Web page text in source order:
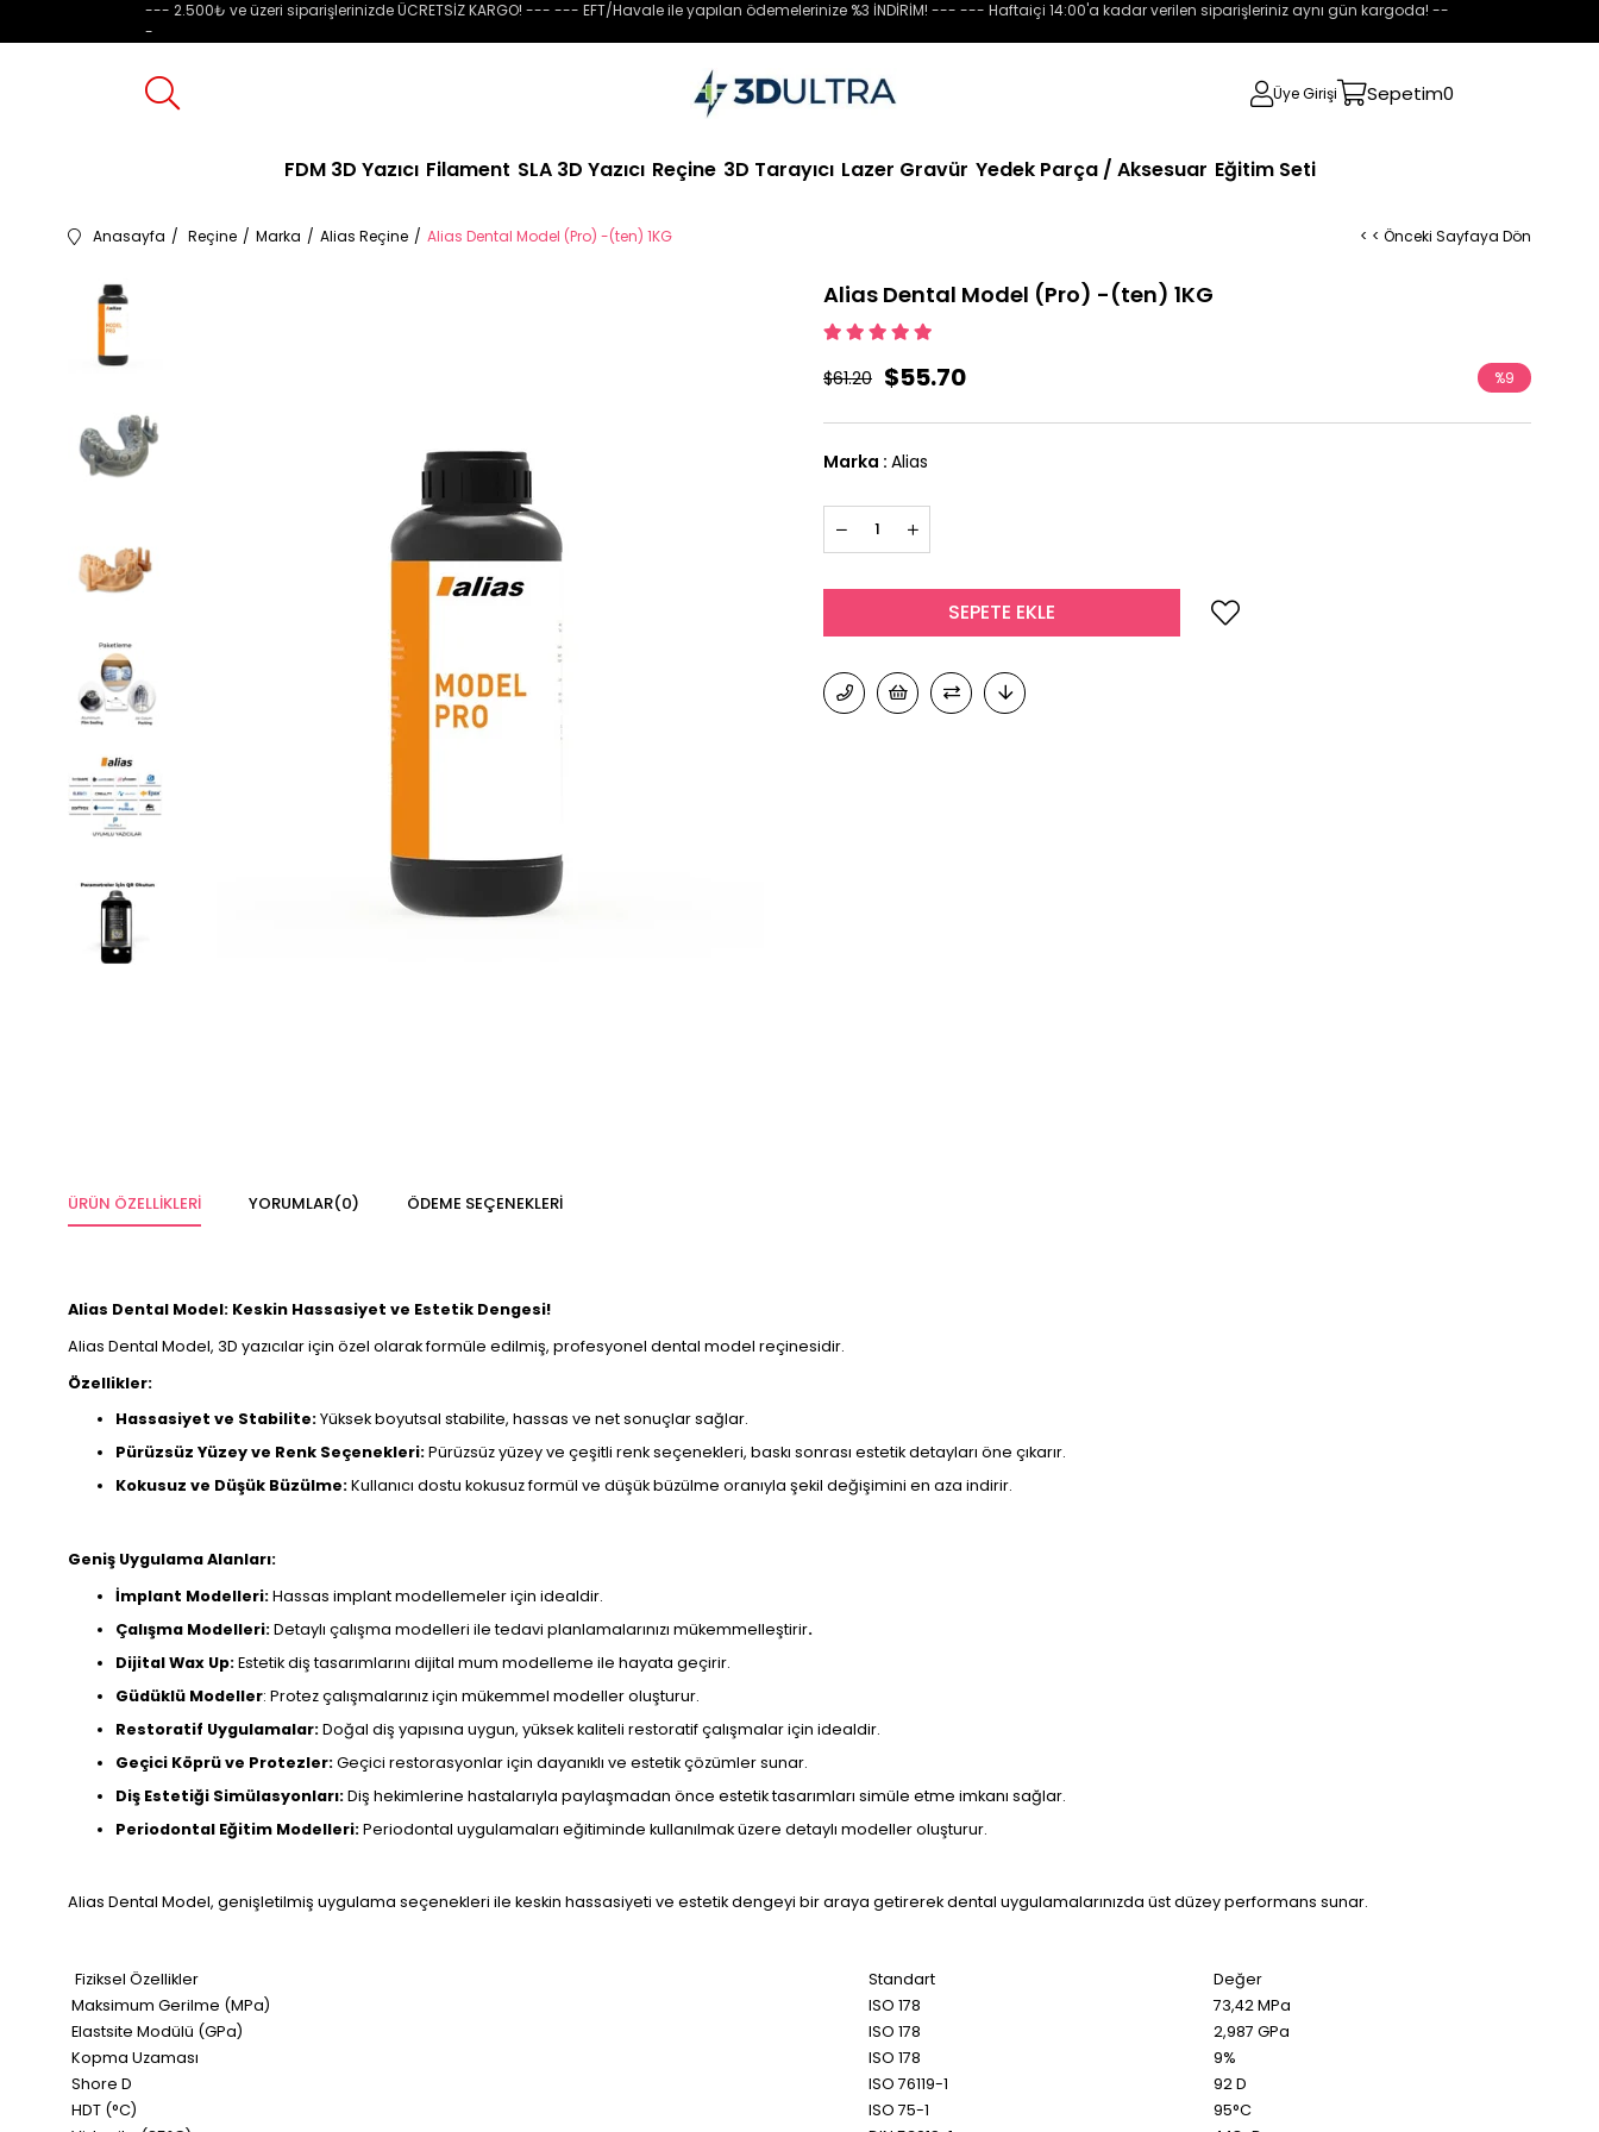
--- 2.500₺ ve üzeri siparişlerinizde ÜCRETSİZ KARGO! --- --- EFT/Havale ile yapılan ödemelerinize %3 İNDİRİM! --- --- Haftaiçi 14:00'a kadar verilen siparişleriniz aynı gün kargoda! --
-
Üye Girişi Sepetim0
FDM 3D Yazıcı Filament SLA 3D Yazıcı Reçine 3D Tarayıcı Lazer Gravür Yedek Parça / Aksesuar Eğitim Seti
Anasayfa Reçine Marka Alias Reçine Alias Dental Model (Pro) -(ten) 1KG < < Önceki Sayfaya Dön
Alias Dental Model (Pro) -(ten) 1KG
$61.20 $55.70 %9
Marka : Alias
ÜRÜN ÖZELLIKLERI YORUMLAR(0) ÖDEME SEÇENEKLERI
Alias Dental Model: Keskin Hassasiyet ve Estetik Dengesi!
Alias Dental Model, 3D yazıcılar için özel olarak formüle edilmiş, profesyonel dental model reçinesidir.
Özellikler:
Hassasiyet ve Stabilite:Yüksek boyutsal stabilite, hassas ve net sonuçlar sağlar.
Pürüzsüz Yüzey ve Renk Seçenekleri:Pürüzsüz yüzey ve çeşitli renk seçenekleri, baskı sonrası estetik detayları öne çıkarır.
Kokusuz ve Düşük Büzülme:Kullanıcı dostu kokusuz formül ve düşük büzülme oranıyla şekil değişimini en aza indirir.
Geniş Uygulama Alanları:
İmplant Modelleri:Hassas implant modellemeler için idealdir.
Çalışma Modelleri:Detaylı çalışma modelleri ile tedavi planlamalarınızı mükemmelleştirir.
Dijital Wax Up:Estetik diş tasarımlarını dijital mum modelleme ile hayata geçirir.
Güdüklü Modeller: Protez çalışmalarınız için mükemmel modeller oluşturur.
Restoratif Uygulamalar:Doğal diş yapısına uygun, yüksek kaliteli restoratif çalışmalar için idealdir.
Geçici Köprü ve Protezler:Geçici restorasyonlar için dayanıklı ve estetik çözümler sunar.
Diş Estetiği Simülasyonları:Diş hekimlerine hastalarıyla paylaşmadan önce estetik tasarımları simüle etme imkanı sağlar.
Periodontal Eğitim Modelleri:Periodontal uygulamaları eğitiminde kullanılmak üzere detaylı modeller oluşturur.
Alias Dental Model, genişletilmiş uygulama seçenekleri ile keskin hassasiyeti ve estetik dengeyi bir araya getirerek dental uygulamalarınızda üst düzey performans sunar.
Fiziksel Özellikler Standart
Değer
Maksimum Gerilme (MPa)
ISO 178
73,42 MPa
Elastsite Modülü (GPa)
ISO 178
2,987 GPa
Kopma Uzaması
ISO 178
9%
Shore D
ISO 76119-1
92 D
HDT (°C)
ISO 75-1
95°C